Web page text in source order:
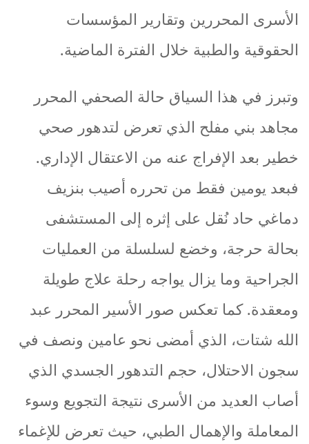
الأسرى المحررين وتقارير المؤسسات
الحقوقية والطبية خلال الفترة الماضية.
وتبرز في هذا السياق حالة الصحفي المحرر
مجاهد بني مفلح الذي تعرض لتدهور صحي
خطير بعد الإفراج عنه من الاعتقال الإداري.
فبعد يومين فقط من تحرره أصيب بنزيف
دماغي حاد نُقل على إثره إلى المستشفى
بحالة حرجة، وخضع لسلسلة من العمليات
الجراحية وما يزال يواجه رحلة علاج طويلة
ومعقدة.كما تعكس صور الأسير المحرر عبد
الله شتات، الذي أمضى نحو عامين ونصف في
سجون الاحتلال، حجم التدهور الجسدي الذي
أصاب العديد من الأسرى نتيجة التجويع وسوء
المعاملة والإهمال الطبي، حيث تعرض للإغماء